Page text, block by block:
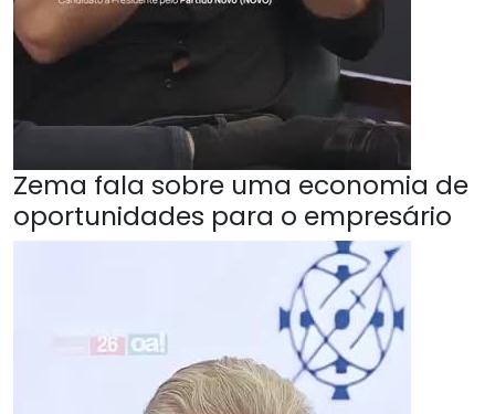
Zema fala sobre uma economia de
oportunidades para o empresário